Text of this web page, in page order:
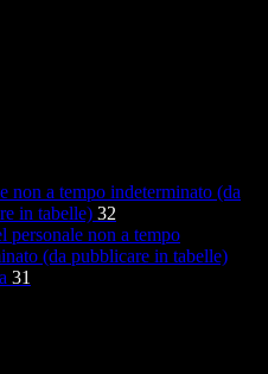
non a tempo indeterminato (da
in tabelle) 32
personale non a tempo
(da pubblicare in tabelle)
31